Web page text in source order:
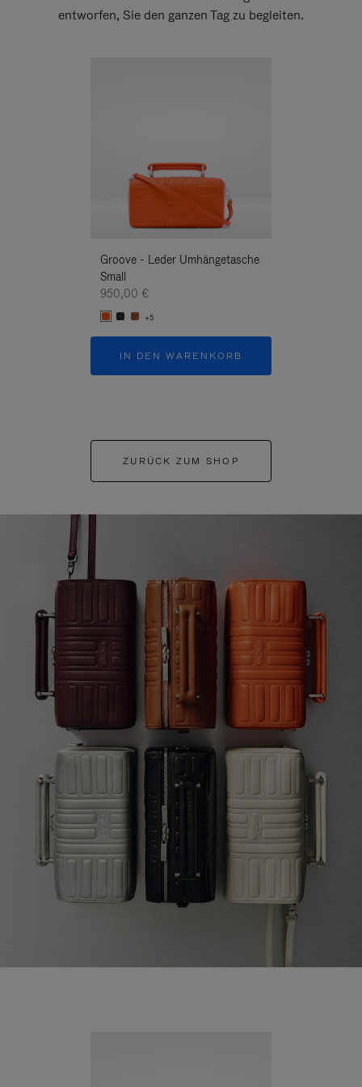
entworfen, Sie den ganzen Tag zu begleiten.
Groove - Leder Umhängetasche
Small
950,00 €
+5
IN DEN WARENKORB
ZURÜCK ZUM SHOP